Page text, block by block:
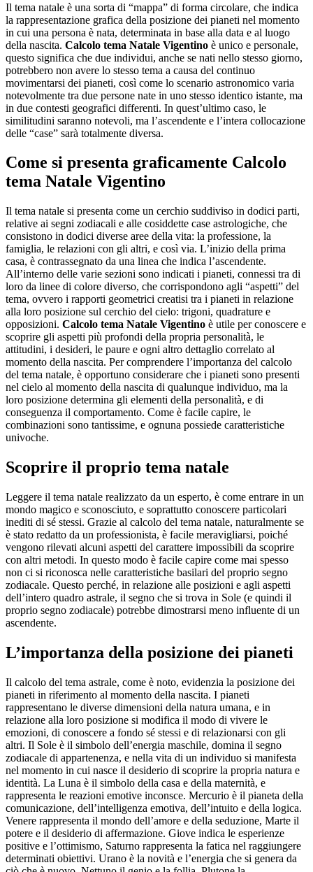
Il tema natale è una sorta di “mappa” di forma circolare, che indica
la rappresentazione grafica della posizione dei pianeti nel momento
in cui una persona è nata, determinata in base alla data e al luogo
della nascita. Calcolo tema Natale Vigentino è unico e personale,
questo significa che due individui, anche se nati nello stesso giorno,
potrebbero non avere lo stesso tema a causa del continuo
movimentarsi dei pianeti, così come lo scenario astronomico varia
notevolmente tra due persone nate in uno stesso identico istante, ma
in due contesti geografici differenti. In quest’ultimo caso, le
similitudini saranno notevoli, ma l’ascendente e l’intera collocazione
delle “case” sarà totalmente diversa.
Come si presenta graficamente Calcolo
tema Natale Vigentino
Il tema natale si presenta come un cerchio suddiviso in dodici parti,
relative ai segni zodiacali e alle cosiddette case astrologiche, che
consistono in dodici diverse aree della vita: la professione, la
famiglia, le relazioni con gli altri, e così via. L’inizio della prima
casa, è contrassegnato da una linea che indica l’ascendente.
All’interno delle varie sezioni sono indicati i pianeti, connessi tra di
loro da linee di colore diverso, che corrispondono agli “aspetti” del
tema, ovvero i rapporti geometrici creatisi tra i pianeti in relazione
alla loro posizione sul cerchio del cielo: trigoni, quadrature e
opposizioni. Calcolo tema Natale Vigentino è utile per conoscere e
scoprire gli aspetti più profondi della propria personalità, le
attitudini, i desideri, le paure e ogni altro dettaglio correlato al
momento della nascita. Per comprendere l’importanza del calcolo
del tema natale, è opportuno considerare che i pianeti sono presenti
nel cielo al momento della nascita di qualunque individuo, ma la
loro posizione determina gli elementi della personalità, e di
conseguenza il comportamento. Come è facile capire, le
combinazioni sono tantissime, e ognuna possiede caratteristiche
univoche.
Scoprire il proprio tema natale
Leggere il tema natale realizzato da un esperto, è come entrare in un
mondo magico e sconosciuto, e soprattutto conoscere particolari
inediti di sé stessi. Grazie al calcolo del tema natale, naturalmente se
è stato redatto da un professionista, è facile meravigliarsi, poiché
vengono rilevati alcuni aspetti del carattere impossibili da scoprire
con altri metodi. In questo modo è facile capire come mai spesso
non ci si riconosca nelle caratteristiche basilari del proprio segno
zodiacale. Questo perché, in relazione alle posizioni e agli aspetti
dell’intero quadro astrale, il segno che si trova in Sole (e quindi il
proprio segno zodiacale) potrebbe dimostrarsi meno influente di un
ascendente.
L’importanza della posizione dei pianeti
Il calcolo del tema astrale, come è noto, evidenzia la posizione dei
pianeti in riferimento al momento della nascita. I pianeti
rappresentano le diverse dimensioni della natura umana, e in
relazione alla loro posizione si modifica il modo di vivere le
emozioni, di conoscere a fondo sé stessi e di relazionarsi con gli
altri. Il Sole è il simbolo dell’energia maschile, domina il segno
zodiacale di appartenenza, e nella vita di un individuo si manifesta
nel momento in cui nasce il desiderio di scoprire la propria natura e
identità. La Luna è il simbolo della casa e della maternità, e
rappresenta le reazioni emotive inconsce. Mercurio è il pianeta della
comunicazione, dell’intelligenza emotiva, dell’intuito e della logica.
Venere rappresenta il mondo dell’amore e della seduzione, Marte il
potere e il desiderio di affermazione. Giove indica le esperienze
positive e l’ottimismo, Saturno rappresenta la fatica nel raggiungere
determinati obiettivi. Urano è la novità e l’energia che si genera da